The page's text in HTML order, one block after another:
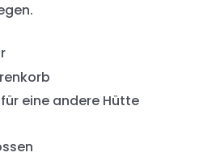
eine andere Hütte